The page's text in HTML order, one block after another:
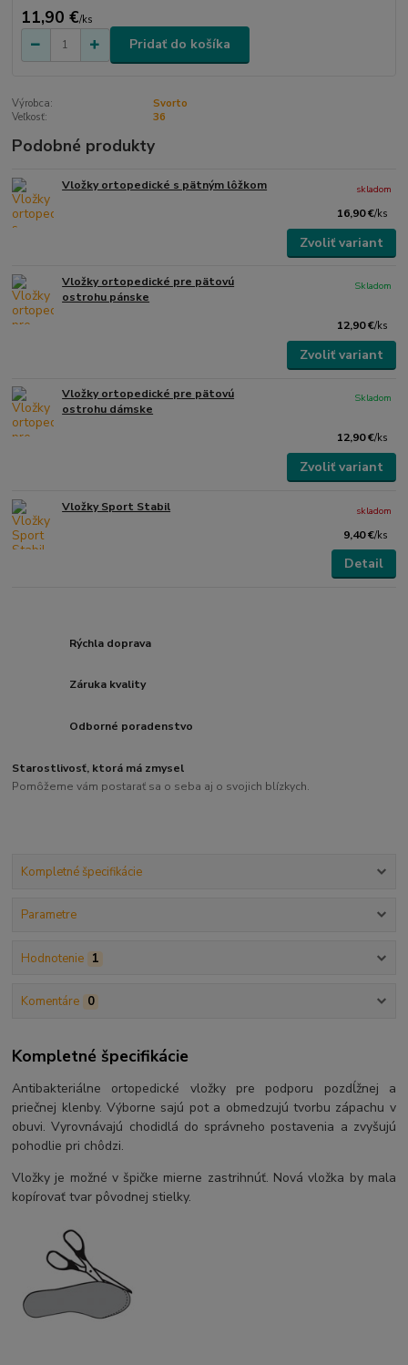
11,90 €/ks
Pridať do košíka
Výrobca:
Svorto
Veľkosť:
36
Podobné produkty
Vložky ortopedické s pätným lôžkom
16,90 €/ks
skladom
Zvoliť variant
Vložky ortopedické pre pätovú
ostrohu pánske
12,90 €/ks
Skladom
Zvoliť variant
Vložky ortopedické pre pätovú
ostrohu dámske
12,90 €/ks
Skladom
Zvoliť variant
Vložky Sport Stabil
9,40 €/ks
skladom
Detail
Rýchla doprava
Záruka kvality
Odborné poradenstvo
Starostlivosť, ktorá má zmysel
Pomôžeme vám postarať sa o seba aj o svojich blízkych.
Kompletné špecifikácie
Parametre
Hodnotenie 1
Komentáre 0
Kompletné špecifikácie
Antibakteriálne ortopedické vložky pre podporu pozdĺžnej a
priečnej klenby. Výborne sajú pot a obmedzujú tvorbu zápachu v
obuvi. Vyrovnávajú chodidlá do správneho postavenia a zvyšujú
pohodlie pri chôdzi.
Vložky je možné v špičke mierne zastrihnúť. Nová vložka by mala
kopírovať tvar pôvodnej stielky.